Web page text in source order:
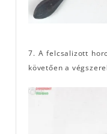
7. A felcsalizott
követően a